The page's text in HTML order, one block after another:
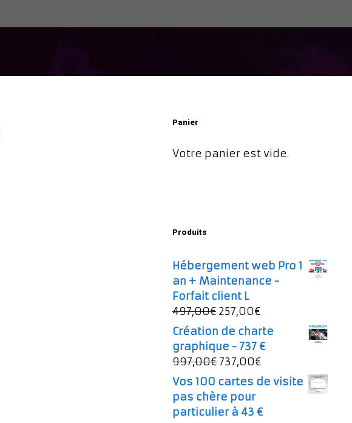
Panier
Votre panier est vide.
Produits
Hébergement web Pro 1
an + Maintenance -
Forfait client L
497,00€ Le
prix
initial
était :
497,00€.
257,00€Le
prix
actuel
est :
Création de charte
graphique - 737 €
997,00€ Le
prix
initial
était :
737,00€Le
prix
est :
Vos 100 cartes de visite
pas chère pour
particulier à 43 €